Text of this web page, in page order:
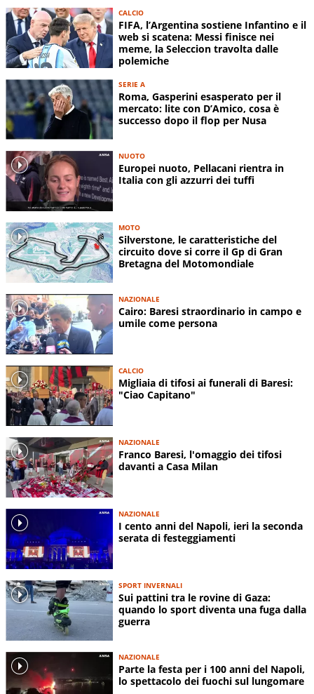
CALCIO
FIFA, l’Argentina sostiene Infantino e il
web si scatena: Messi finisce nei
meme, la Seleccion travolta dalle
polemiche
SERIE A
Roma, Gasperini esasperato per il
mercato: lite con D’Amico, cosa è
successo dopo il flop per Nusa
NUOTO
Europei nuoto, Pellacani rientra in
Italia con gli azzurri dei tuffi
MOTO
Silverstone, le caratteristiche del
circuito dove si corre il Gp di Gran
Bretagna del Motomondiale
NAZIONALE
Cairo: Baresi straordinario in campo e
umile come persona
CALCIO
Migliaia di tifosi ai funerali di Baresi:
"Ciao Capitano"
NAZIONALE
Franco Baresi, l'omaggio dei tifosi
davanti a Casa Milan
NAZIONALE
I cento anni del Napoli, ieri la seconda
serata di festeggiamenti
SPORT INVERNALI
Sui pattini tra le rovine di Gaza:
quando lo sport diventa una fuga dalla
guerra
NAZIONALE
Parte la festa per i 100 anni del Napoli,
lo spettacolo dei fuochi sul lungomare